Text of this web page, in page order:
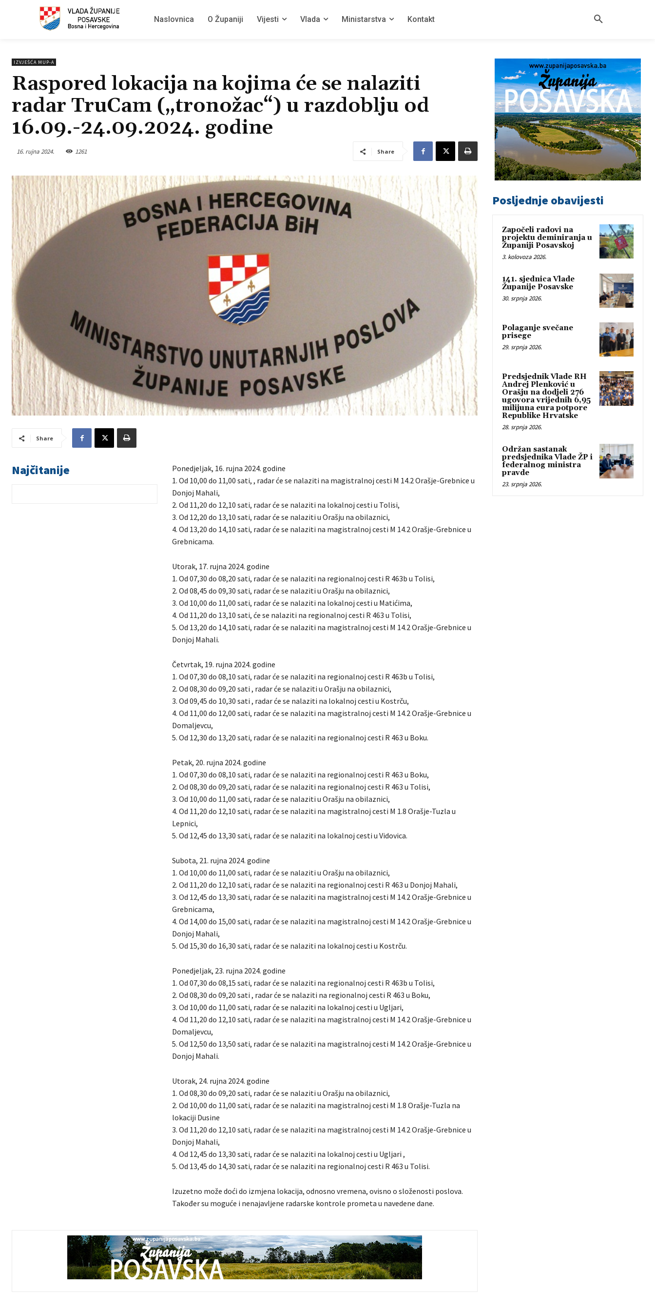
Naslovnica O Županiji Vijesti Vlada Ministarstva Kontakt
IZVJEŠĆA MUP-A
Raspored lokacija na kojima će se nalaziti
radar TruCam („tronožac“) u razdoblju od
16.09.-24.09.2024. godine
16. rujna 2024. 1261 Share
Share
Najčitanije
Ponedjeljak, 16. rujna 2024. godine
1. Od 10,00 do 11,00 sati, , radar će se nalaziti na magistralnoj cesti M 14.2 Orašje-Grebnice u
Donjoj Mahali,
2. Od 11,20 do 12,10 sati, radar će se nalaziti na lokalnoj cesti u Tolisi,
3. Od 12,20 do 13,10 sati, radar će se nalaziti u Orašju na obilaznici,
4. Od 13,20 do 14,10 sati, radar će se nalaziti na magistralnoj cesti M 14.2 Orašje-Grebnice u
Grebnicama.
Utorak, 17. rujna 2024. godine
1. Od 07,30 do 08,20 sati, radar će se nalaziti na regionalnoj cesti R 463b u Tolisi,
2. Od 08,45 do 09,30 sati, radar će se nalaziti u Orašju na obilaznici,
3. Od 10,00 do 11,00 sati, radar će se nalaziti na lokalnoj cesti u Matićima,
4. Od 11,20 do 13,10 sati, će se nalaziti na regionalnoj cesti R 463 u Tolisi,
5. Od 13,20 do 14,10 sati, radar će se nalaziti na magistralnoj cesti M 14.2 Orašje-Grebnice u
Donjoj Mahali.
Četvrtak, 19. rujna 2024. godine
1. Od 07,30 do 08,10 sati, radar će se nalaziti na regionalnoj cesti R 463b u Tolisi,
2. Od 08,30 do 09,20 sati , radar će se nalaziti u Orašju na obilaznici,
3. Od 09,45 do 10,30 sati , radar će se nalaziti na lokalnoj cesti u Kostrču,
4. Od 11,00 do 12,00 sati, radar će se nalaziti na magistralnoj cesti M 14.2 Orašje-Grebnice u
Domaljevcu,
5. Od 12,30 do 13,20 sati, radar će se nalaziti na regionalnoj cesti R 463 u Boku.
Petak, 20. rujna 2024. godine
1. Od 07,30 do 08,10 sati, radar će se nalaziti na regionalnoj cesti R 463 u Boku,
2. Od 08,30 do 09,20 sati, radar će se nalaziti na regionalnoj cesti R 463 u Tolisi,
3. Od 10,00 do 11,00 sati, radar će se nalaziti u Orašju na obilaznici,
4. Od 11,20 do 12,10 sati, radar će se nalaziti na magistralnoj cesti M 1.8 Orašje-Tuzla u
Lepnici,
5. Od 12,45 do 13,30 sati, radar će se nalaziti na lokalnoj cesti u Vidovica.
Subota, 21. rujna 2024. godine
1. Od 10,00 do 11,00 sati, radar će se nalaziti u Orašju na obilaznici,
2. Od 11,20 do 12,10 sati, radar će se nalaziti na regionalnoj cesti R 463 u Donjoj Mahali,
3. Od 12,45 do 13,30 sati, radar će se nalaziti na magistralnoj cesti M 14.2 Orašje-Grebnice u
Grebnicama,
4. Od 14,00 do 15,00 sati, radar će se nalaziti na magistralnoj cesti M 14.2 Orašje-Grebnice u
Donjoj Mahali,
5. Od 15,30 do 16,30 sati, radar će se nalaziti na lokalnoj cesti u Kostrču.
Ponedjeljak, 23. rujna 2024. godine
1. Od 07,30 do 08,15 sati, radar će se nalaziti na regionalnoj cesti R 463b u Tolisi,
2. Od 08,30 do 09,20 sati , radar će se nalaziti na regionalnoj cesti R 463 u Boku,
3. Od 10,00 do 11,00 sati, radar će se nalaziti na lokalnoj cesti u Ugljari,
4. Od 11,20 do 12,10 sati, radar će se nalaziti na magistralnoj cesti M 14.2 Orašje-Grebnice u
Domaljevcu,
5. Od 12,50 do 13,50 sati, radar će se nalaziti na magistralnoj cesti M 14.2 Orašje-Grebnice u
Donjoj Mahali.
Utorak, 24. rujna 2024. godine
1. Od 08,30 do 09,20 sati, radar će se nalaziti u Orašju na obilaznici,
2. Od 10,00 do 11,00 sati, radar će se nalaziti na magistralnoj cesti M 1.8 Orašje-Tuzla na
lokaciji Dusine
3. Od 11,20 do 12,10 sati, radar će se nalaziti na magistralnoj cesti M 14.2 Orašje-Grebnice u
Donjoj Mahali,
4. Od 12,45 do 13,30 sati, radar će se nalaziti na lokalnoj cesti u Ugljari ,
5. Od 13,45 do 14,30 sati, radar će se nalaziti na regionalnoj cesti R 463 u Tolisi.
Izuzetno može doći do izmjena lokacija, odnosno vremena, ovisno o složenosti poslova.
Također su moguće i nenajavljene radarske kontrole prometa u navedene dane.
Posljednje obavijesti
Započeli radovi na
projektu deminiranja u
Županiji Posavskoj
3. kolovoza 2026.
141. sjednica Vlade
Županije Posavske
30. srpnja 2026.
Polaganje svečane
prisege
29. srpnja 2026.
Predsjednik Vlade RH
Andrej Plenković u
Orašju na dodjeli 276
ugovora vrijednih 6,95
milijuna eura potpore
Republike Hrvatske
28. srpnja 2026.
Održan sastanak
predsjednika Vlade ŽP i
federalnog ministra
pravde
23. srpnja 2026.